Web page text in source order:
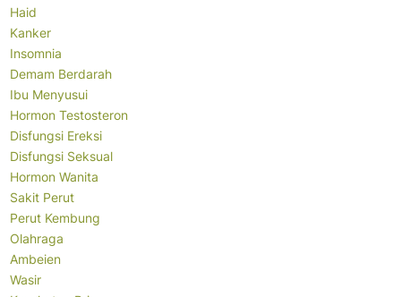
Haid
Kanker
Insomnia
Demam Berdarah
Ibu Menyusui
Hormon Testosteron
Disfungsi Ereksi
Disfungsi Seksual
Hormon Wanita
Sakit Perut
Perut Kembung
Olahraga
Ambeien
Wasir